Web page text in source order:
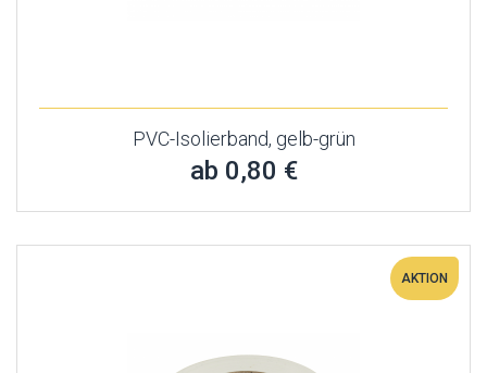
PVC-Isolierband, gelb-grün
ab 0,80 €
AKTION